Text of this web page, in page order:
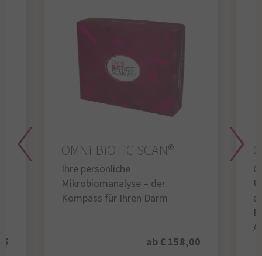
OMNi-BiOTiC SCAN®
Ihre persönliche
Mikrobiomanalyse – der
Kompass für Ihren Darm
ab € 158,00